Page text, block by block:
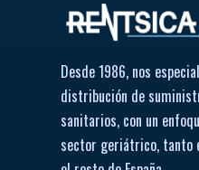
Desde 1986, nos
distribución de
sanitarios, con un
sector geriátrico, tanto